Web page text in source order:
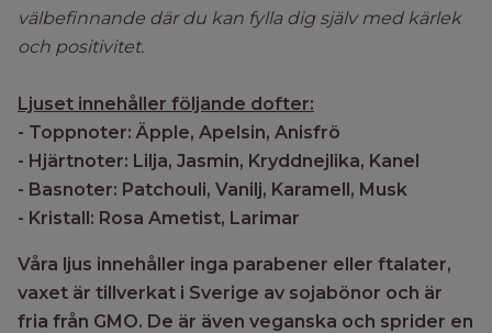
välbefinnande där du kan fylla dig själv med kärlek
och positivitet.
Ljuset innehåller följande dofter:
- Toppnoter:Äpple, Apelsin, Anisfrö
- Hjärtnoter: Lilja, Jasmin, Kryddnejlika, Kanel
- Basnoter: Patchouli, Vanilj, Karamell, Musk
- Kristall: Rosa Ametist, Larimar
Våra ljus innehåller inga parabener eller ftalater,
vaxet är tillverkat i Sverige av sojabönor och är
fria från GMO. De är även veganska och sprider en